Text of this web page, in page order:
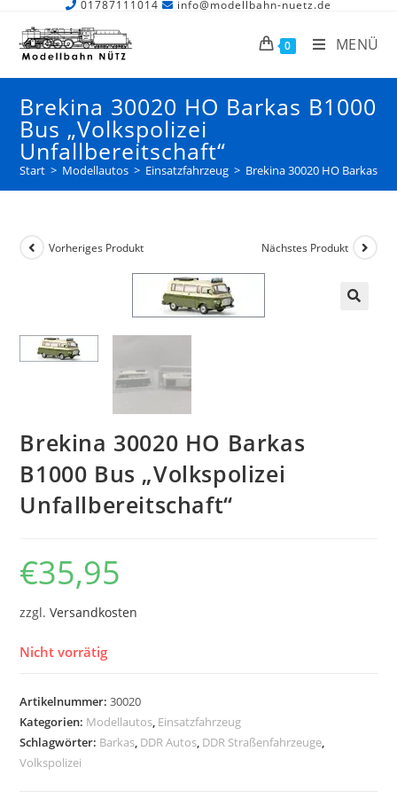
01787111014 info@modellbahn-nuetz.de
0 MENÜ
Brekina 30020 HO Barkas B1000
Bus „Volkspolizei
Unfallbereitschaft“
Start > Modellautos > Einsatzfahrzeug > Brekina 30020 HO Barkas
Vorheriges Produkt Nächstes Produkt
Brekina 30020 HO Barkas
B1000 Bus „Volkspolizei
Unfallbereitschaft“
€35,95
zzgl.Versandkosten
Nicht vorrätig
Artikelnummer:30020
Kategorien: Modellautos, Einsatzfahrzeug
Schlagwörter: Barkas, DDR Autos, DDR Straßenfahrzeuge,
Volkspolizei